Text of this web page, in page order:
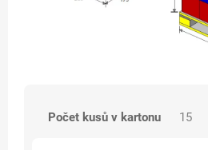
Počet kusů v kartonu 15